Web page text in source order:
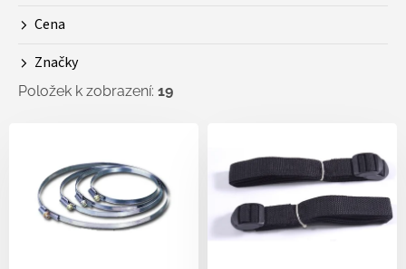
Cena
Značky
Položek k zobrazení: 19